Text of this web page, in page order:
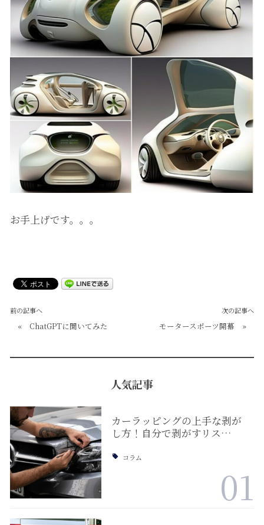
お手上げです。。。
前の記事へ
« ChatGPTに聞いてみた
次の記事へ
モータースポーツ開幕 »
人気記事
カーラッピングの上手な剥が
し方！自分で剥がすリス…
コラム
01